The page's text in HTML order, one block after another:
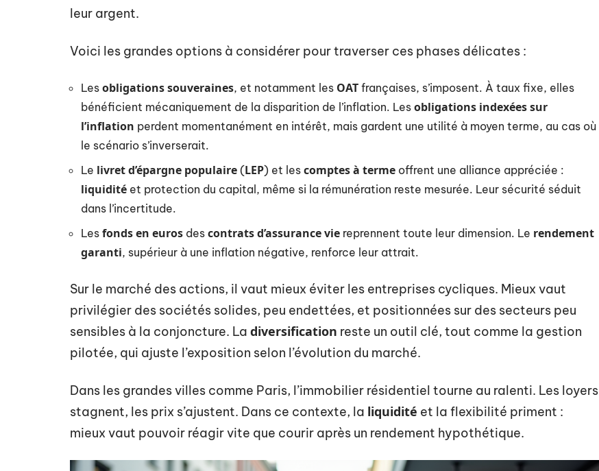
leur argent.
Voici les grandes options à considérer pour traverser ces phases délicates :
Les obligations souveraines, et notamment les OAT françaises, s’imposent. À taux fixe, elles
bénéficient mécaniquement de la disparition de l’inflation. Les obligations indexées sur
l’inflation perdent momentanément en intérêt, mais gardent une utilité à moyen terme, au cas où
le scénario s’inverserait.
Le livret d’épargne populaire (LEP) et les comptes à terme offrent une alliance appréciée :
liquidité et protection du capital, même si la rémunération reste mesurée. Leur sécurité séduit
dans l’incertitude.
Les fonds en euros des contrats d’assurance vie reprennent toute leur dimension. Le rendement
garanti, supérieur à une inflation négative, renforce leur attrait.
Sur le marché des actions, il vaut mieux éviter les entreprises cycliques. Mieux vaut
privilégier des sociétés solides, peu endettées, et positionnées sur des secteurs peu
sensibles à la conjoncture. La diversification reste un outil clé, tout comme la gestion
pilotée, qui ajuste l’exposition selon l’évolution du marché.
Dans les grandes villes comme Paris, l’immobilier résidentiel tourne au ralenti. Les loyers
stagnent, les prix s’ajustent. Dans ce contexte, la liquidité et la flexibilité priment :
mieux vaut pouvoir réagir vite que courir après un rendement hypothétique.